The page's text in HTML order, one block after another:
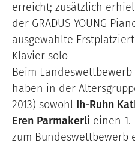
erreicht; zusätzlich
der GRADUS YOUNG
ausgewählte
Klavier solo
Beim
haben in der
2013) sowohl Ih-Ruhn
Eren Parmakerli einen
zum Bundeswettbewerb